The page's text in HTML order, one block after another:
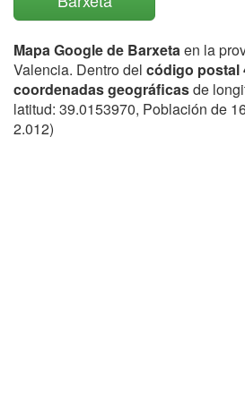
Mapa Google de Barxetaen la
Valencia. Dentro del código postal
coordenadas geográficasde
latitud: 39.0153970, Población de
2.012)